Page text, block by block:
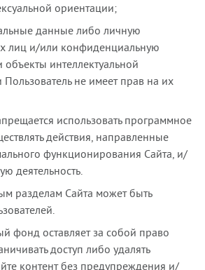
ориентации;
данные либо личную
лиц и/или конфиденциальную
интеллектуальной
Пользователь не имеет прав на их
использовать программное
действия, направленные
функционирования Сайта, и/
деятельность.
разделам Сайта может быть
фонд оставляет за собой право
доступ либо удалять
контент без предупреждения и/